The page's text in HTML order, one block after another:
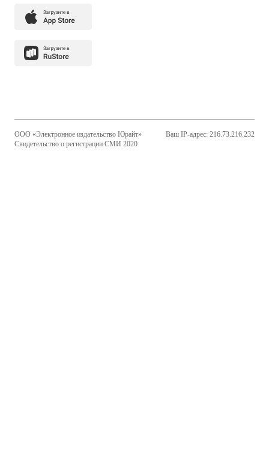
ООО «Электронное издательство Юрайт»
Свидетельство о регистрации СМИ 2020
Ваш IP-адрес: 216.73.216.232